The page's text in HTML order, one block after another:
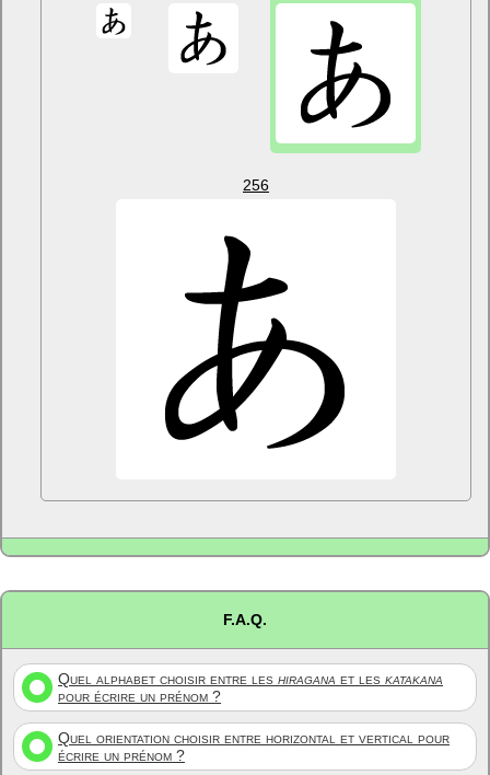
256
F.A.Q.
Quel alphabet choisir entre les hiragana et les katakana
pour écrire un prénom ?
Quel orientation choisir entre horizontal et vertical pour
écrire un prénom ?